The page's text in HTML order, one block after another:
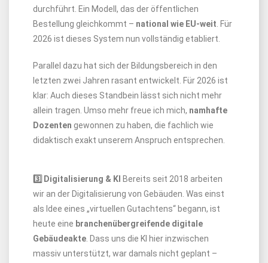
durchführt. Ein Modell, das der öffentlichen
Bestellung gleichkommt – national wie EU-weit . Für
2026 ist dieses System nun vollständig etabliert.
Parallel dazu hat sich der Bildungsbereich in den
letzten zwei Jahren rasant entwickelt. Für 2026 ist
klar: Auch dieses Standbein lässt sich nicht mehr
allein tragen. Umso mehr freue ich mich, namhafte
Dozenten gewonnen zu haben, die fachlich wie
didaktisch exakt unserem Anspruch entsprechen.
3️⃣ Digitalisierung & KI Bereits seit 2018 arbeiten
wir an der Digitalisierung von Gebäuden. Was einst
als Idee eines „virtuellen Gutachtens“ begann, ist
heute eine branchenübergreifende digitale
Gebäudeakte . Dass uns die KI hier inzwischen
massiv unterstützt, war damals nicht geplant –